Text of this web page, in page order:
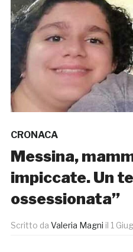
CRONACA
Messina,
impiccate. Un
ossessionata”
Scritto da Valeria Magni il 1